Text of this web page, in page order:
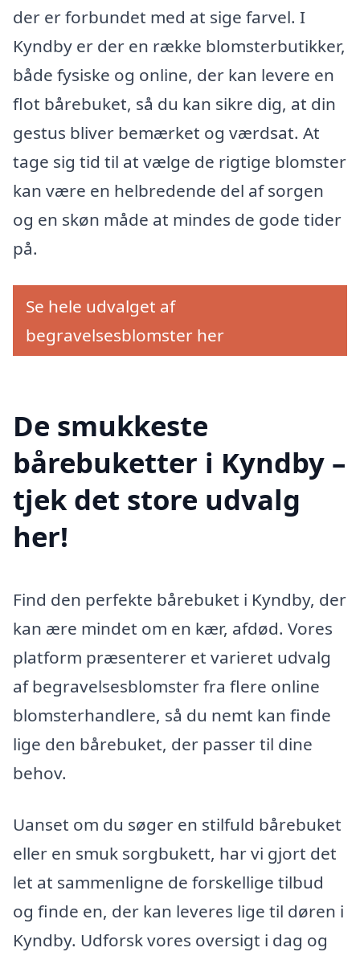
der er forbundet med at sige farvel. I
Kyndby er der en række blomsterbutikker,
både fysiske og online, der kan levere en
flot bårebuket, så du kan sikre dig, at din
gestus bliver bemærket og værdsat. At
tage sig tid til at vælge de rigtige blomster
kan være en helbredende del af sorgen
og en skøn måde at mindes de gode tider
på.
Se hele udvalget af
begravelsesblomster her
De smukkeste
bårebuketter i Kyndby –
tjek det store udvalg
her!
Find den perfekte bårebuket i Kyndby, der
kan ære mindet om en kær, afdød. Vores
platform præsenterer et varieret udvalg
af begravelsesblomster fra flere online
blomsterhandlere, så du nemt kan finde
lige den bårebuket, der passer til dine
behov.
Uanset om du søger en stilfuld bårebuket
eller en smuk sorgbukett, har vi gjort det
let at sammenligne de forskellige tilbud
og finde en, der kan leveres lige til døren i
Kyndby. Udforsk vores oversigt i dag og